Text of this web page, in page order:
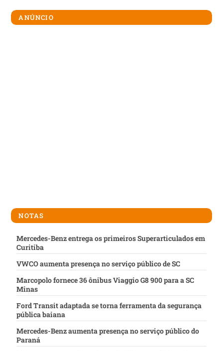
ANÚNCIO
NOTAS
Mercedes-Benz entrega os primeiros Superarticulados em
Curitiba
VWCO aumenta presença no serviço público de SC
Marcopolo fornece 36 ônibus Viaggio G8 900 para a SC
Minas
Ford Transit adaptada se torna ferramenta da segurança
pública baiana
Mercedes-Benz aumenta presença no serviço público do
Paraná